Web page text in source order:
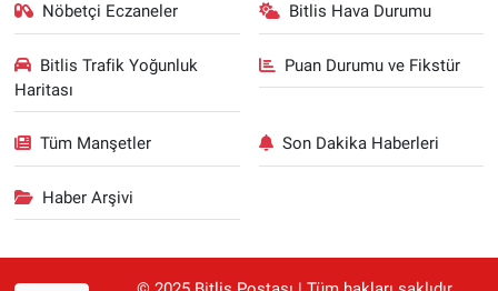
Nöbetçi Eczaneler Bitlis Hava Durumu
Bitlis Trafik Yoğunluk
Haritası
Puan Durumu ve Fikstür
Tüm Manşetler Son Dakika Haberleri
Haber Arşivi